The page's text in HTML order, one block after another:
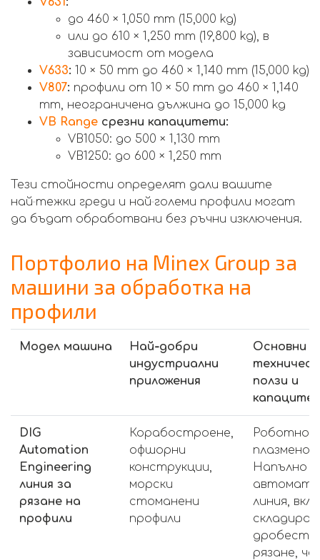
до 460 × 1,050 mm (15,000 kg)
или до 610 × 1,250 mm (19,800 kg), в
зависимост от модела
V633: 10 × 50 mm до 460 × 1,140 mm (15,000 kg)
V807: профили от 10 × 50 mm до 460 × 1,140
mm, неограничена дължина до 15,000 kg
VB Range срезни капацитети:
VB1050: до 500 × 1,130 mm
VB1250: до 600 × 1,250 mm
Тези стойности определят дали вашите
най‑тежки греди и най‑големи профили могат
да бъдат обработвани без ръчни изключения.
Портфолио на Minex Group за
машини за обработка на
профили
Модел машина
Най‑добри
индустриални
приложения
Основни
ползи и
DIG
Automation
Engineering
линия за
рязане на
профили
Корабостроене,
офшорни
конструкции,
морски
стоманени
профили
Роботно
плазмено
Напълно
линия,
рязане,